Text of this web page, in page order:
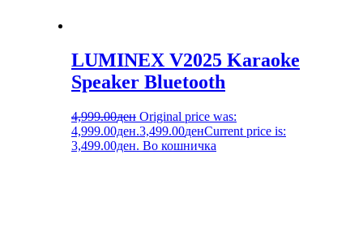
LUMINEX V2025 Karaoke
Speaker Bluetooth
4,999.00ден Original price was:
4,999.00ден.3,499.00денCurrent price is:
3,499.00ден. Во кошничка